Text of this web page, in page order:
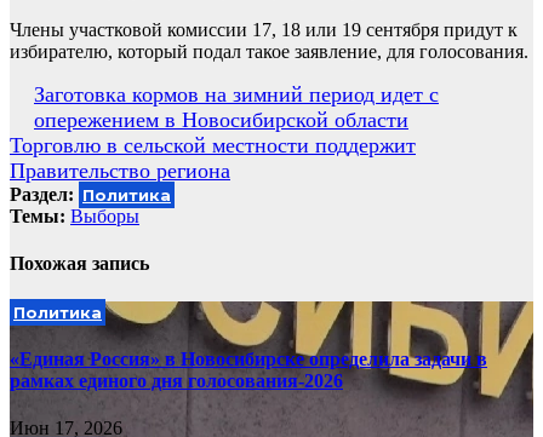
Члены участковой комиссии 17, 18 или 19 сентября придут к
избирателю, который подал такое заявление, для голосования.
Навигация
по
записям
Заготовка кормов на зимний период идет с
опережением в Новосибирской области
Торговлю в сельской местности поддержит
Правительство региона
Раздел: Политика
Темы: Выборы
Похожая запись
Политика
«Единая Россия» в Новосибирске определила задачи в
рамках единого дня голосования-2026
Июн 17, 2026